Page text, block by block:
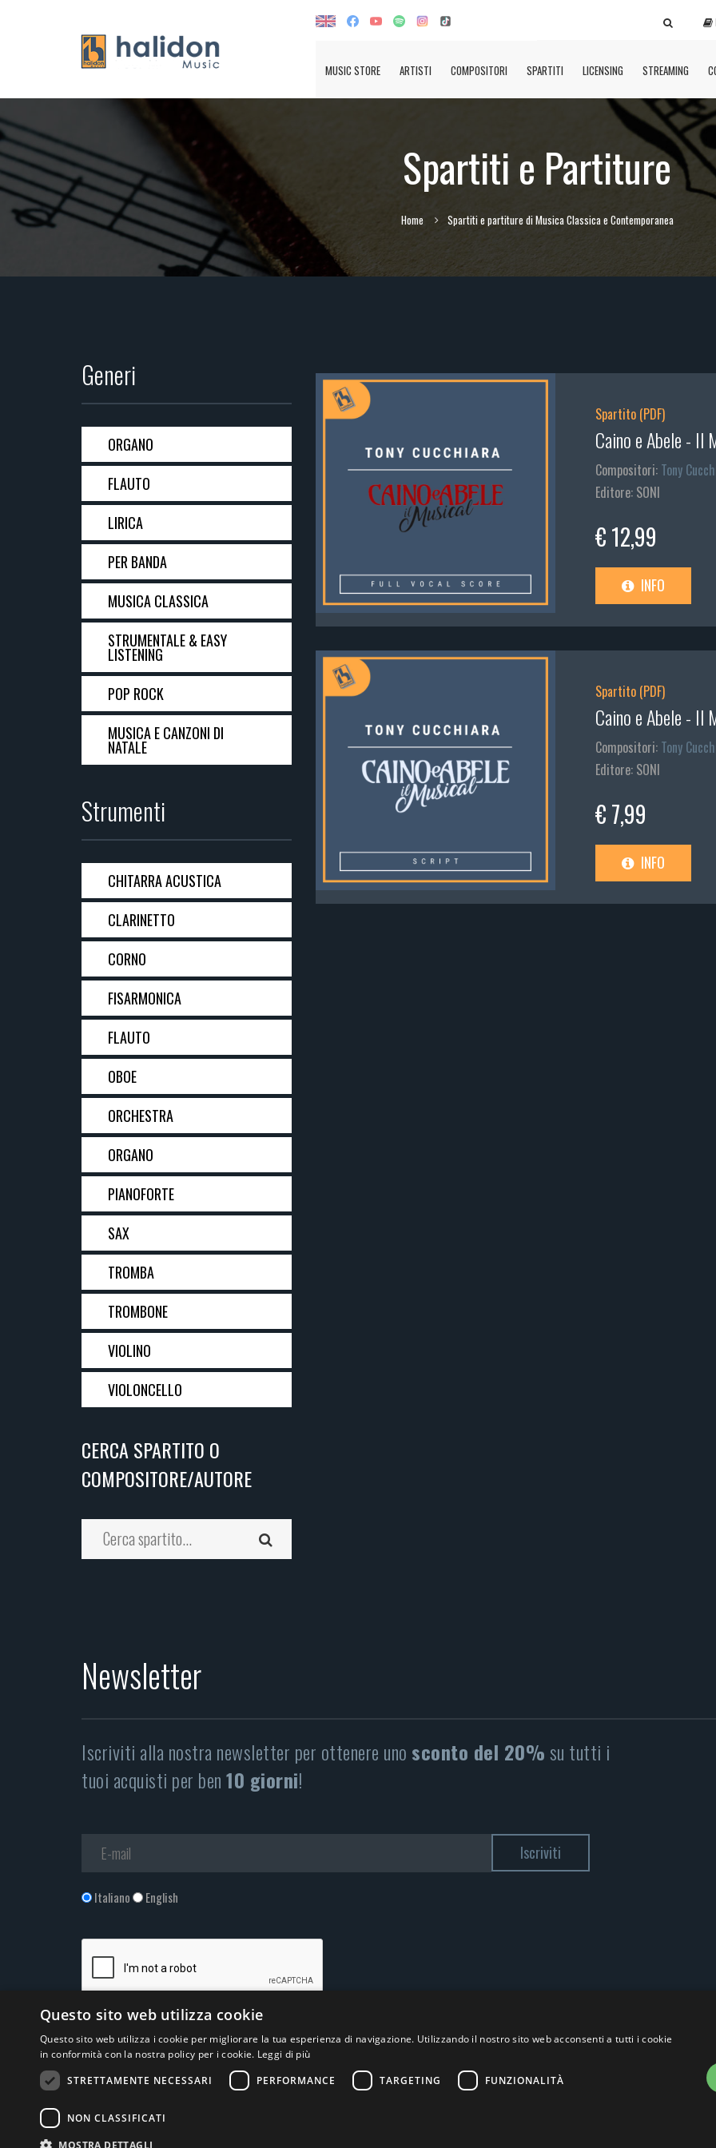
MUSIC STORE ARTISTI COMPOSITORI SPARTITI LICENSING STREAMING
Spartiti e Partiture
Home Spartiti e partiture di Musica Classica e Contemporanea
Generi
ORGANO
FLAUTO
LIRICA
PER BANDA
MUSICA CLASSICA
STRUMENTALE & EASY
LISTENING
POP ROCK
MUSICA E CANZONI DI
NATALE
Strumenti
CHITARRA ACUSTICA
CLARINETTO
CORNO
FISARMONICA
FLAUTO
OBOE
ORCHESTRA
ORGANO
PIANOFORTE
SAX
TROMBA
TROMBONE
VIOLINO
VIOLONCELLO
CERCA SPARTITO O
COMPOSITORE/AUTORE
Spartito (PDF)
Caino e Abele - Il
Compositori: Tony
Editore: SONI
€ 12,99
INFO
Spartito (PDF)
Caino e Abele - Il
Compositori: Tony
Editore: SONI
€ 7,99
INFO
Newsletter
Iscriviti alla nostra newsletter per ottenere uno sconto del 20%su tutti i
tuoi acquisti per ben10 giorni!
Italiano English
Accetto laPrivacy Policy*
Questo sito web utilizza cookie
Questo sito web utilizza i cookie per migliorare la tua esperienza di navigazione. Utilizzando il nostro sito web acconsenti a tutti i cookie
in conformità con la nostra policy per i cookie. Leggi di più
STRETTAMENTE NECESSARI
PERFORMANCE TARGETING FUNZIONALITÀ
NON CLASSIFICATI
MOSTRA DETTAGLI